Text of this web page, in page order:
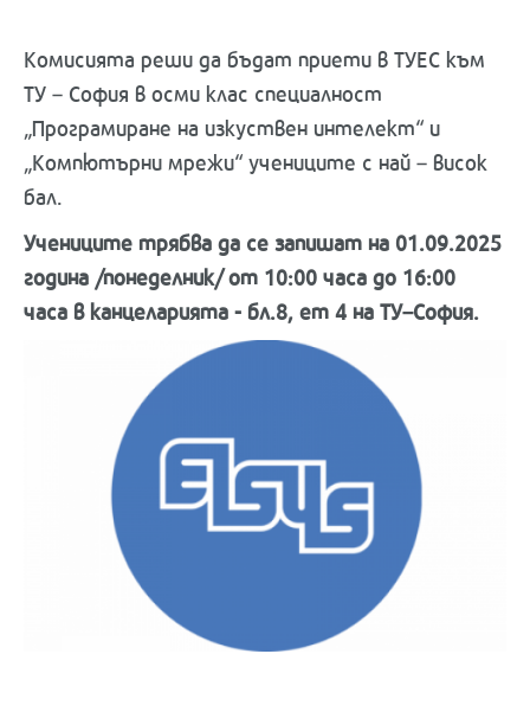
Комисията реши да бъдат приети в ТУЕС към
ТУ – София в осми клас специалност
„Програмиране на изкуствен интелект“ и
„Компютърни мрежи“ учениците с най – висок
бал.
Учениците трябва да се запишат на 01.09.2025
година /понеделник/ от 10:00 часа до 16:00
часа в канцеларията - бл.8, ет 4 на ТУ–София.